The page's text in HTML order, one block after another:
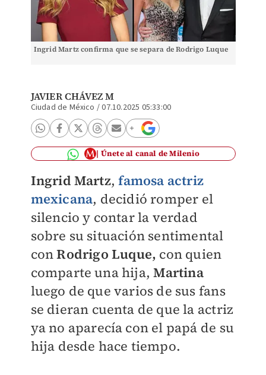
Ingrid Martz confirma que se separa de Rodrigo Luque
JAVIER CHÁVEZ M
Ciudad de México /07.10.2025 05:33:00
Únete al canal de Milenio
Ingrid Martz,famosa actriz
mexicana, decidió romper el
silencio y contar la verdad
sobre su situación sentimental
conRodrigo Luque, con quien
comparte una hija, Martina
luego de que varios de sus fans
se dieran cuenta de que la actriz
ya no aparecía con el papá de su
hija desde hace tiempo.